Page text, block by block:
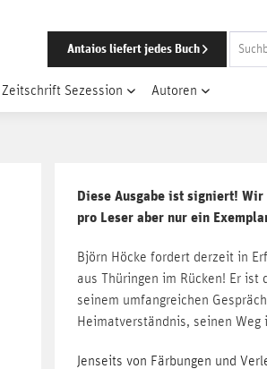
Antaios liefert jedes Buch
Zeitschrift Sezession Autoren
Diese Ausgabe ist signiert!
pro Leser aber nur ein
Björn Höcke fordert derzeit in
aus Thüringen im Rücken! Er
seinem umfangreichen
Heimatverständnis, seinen
Jenseits von Färbungen und